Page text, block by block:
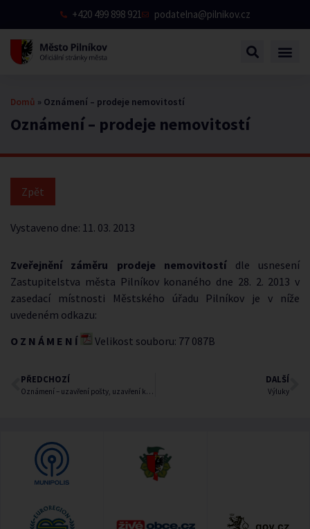
+420 499 898 921 podatelna@pilnikov.cz
Oznámení – prodeje nemovitostí
Domů » Oznámení – prodeje nemovitostí
Vystaveno dne: 11. 03. 2013
Zveřejnění záměru prodeje nemovitostídle usnesení
Zastupitelstva města Pilníkov konaného dne 28. 2. 2013 v
zasedací místnosti Městského úřadu Pilníkov je v níže
uvedeném odkazu:
O Z N Á M E N Í
Velikost souboru: 77 087B
PŘEDCHOZÍ
Oznámení – uzavření pošty, uzavření knihovny
DALŠÍ
Výluky